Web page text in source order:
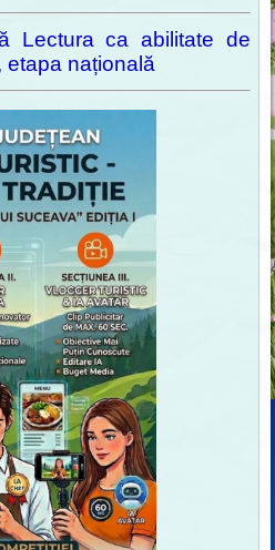
Lectura ca abilitate de
etapa națională